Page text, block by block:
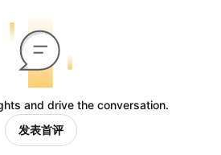
and drive the conversation.
发表首评